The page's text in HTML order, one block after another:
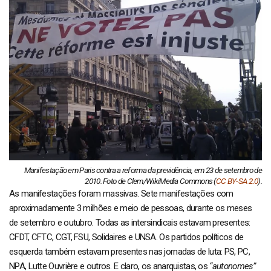
Manifestação em Paris contra a reforma da previdência, em 23 de setembro de
2010. Foto de Clem/WikiMedia Commons (CC BY-SA 2.0).
As manifestações foram massivas. Sete manifestações com
aproximadamente 3 milhões e meio de pessoas, durante os meses
de setembro e outubro. Todas as intersindicais estavam presentes:
CFDT, CFTC, CGT, FSU, Solidaires e UNSA. Os partidos políticos de
esquerda também estavam presentes nas jornadas de luta: PS, PC,
NPA, Lutte Ouvrière e outros. E claro, os anarquistas, os “autonomes”